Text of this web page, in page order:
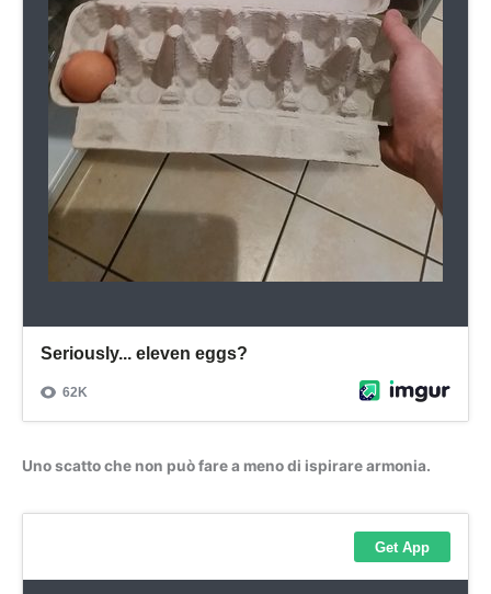
Uno scatto che non può fare a meno di ispirare armonia.